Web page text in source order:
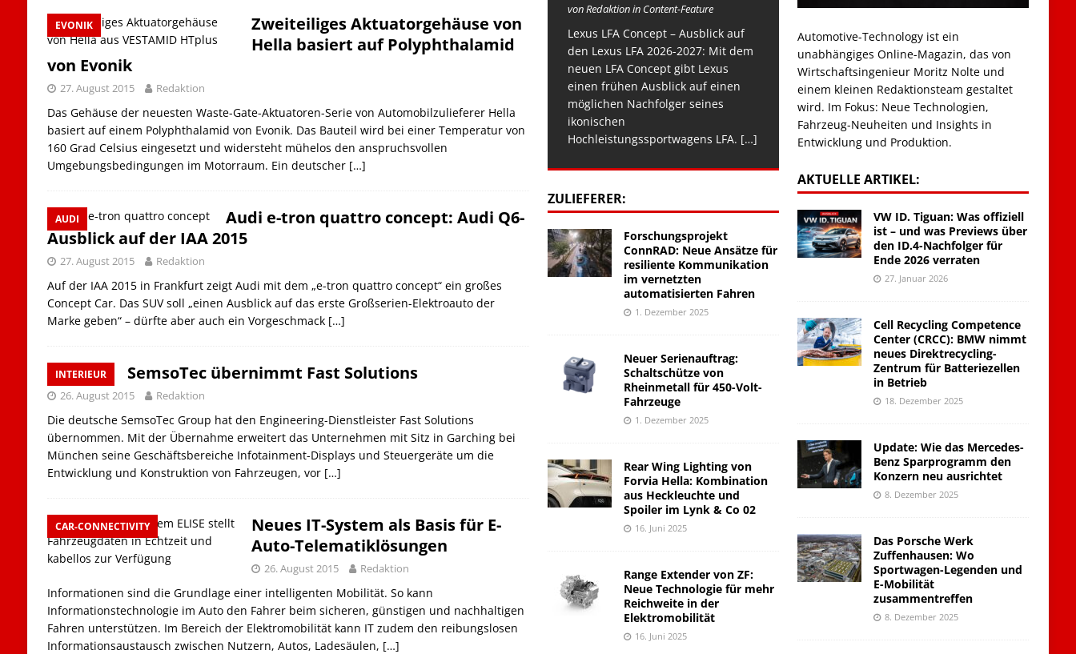
EVONIK
Zweiteiliges Aktuatorgehäuse von
Hella basiert auf Polyphthalamid
von Evonik
27. August 2015 Redaktion
Das Gehäuse der neuesten Waste-Gate-Aktuatoren-Serie von Automobilzulieferer Hella
basiert auf einem Polyphthalamid von Evonik. Das Bauteil wird bei einer Temperatur von
160 Grad Celsius eingesetzt und widersteht mühelos den anspruchsvollen
Umgebungsbedingungen im Motorraum. Ein deutscher […]
AUDI
Audi e-tron quattro concept: Audi Q6-
Ausblick auf der IAA 2015
27. August 2015 Redaktion
Auf der IAA 2015 in Frankfurt zeigt Audi mit dem „e-tron quattro concept“ ein großes
Concept Car. Das SUV soll „einen Ausblick auf das erste Großserien-Elektroauto der
Marke geben“ – dürfte aber auch ein Vorgeschmack […]
INTERIEUR SemsoTec übernimmt Fast Solutions
26. August 2015 Redaktion
Die deutsche SemsoTec Group hat den Engineering-Dienstleister Fast Solutions
übernommen. Mit der Übernahme erweitert das Unternehmen mit Sitz in Garching bei
München seine Geschäftsbereiche Infotainment-Displays und Steuergeräte um die
Entwicklung und Konstruktion von Fahrzeugen, vor […]
CAR-CONNECTIVITY
Neues IT-System als Basis für E-
Auto-Telematiklösungen
26. August 2015 Redaktion
Informationen sind die Grundlage einer intelligenten Mobilität. So kann
Informationstechnologie im Auto den Fahrer beim sicheren, günstigen und nachhaltigen
Fahren unterstützen. Im Bereich der Elektromobilität kann IT zudem den reibungslosen
Informationsaustausch zwischen Nutzern, Autos, Ladesäulen, […]
von Redaktion in Content-Feature
Lexus LFA Concept – Ausblick auf
den Lexus LFA 2026-2027: Mit dem
neuen LFA Concept gibt Lexus
einen frühen Ausblick auf einen
möglichen Nachfolger seines
ikonischen
Hochleistungssportwagens LFA. […]
ZULIEFERER:
Forschungsprojekt
ConnRAD: Neue Ansätze für
resiliente Kommunikation
im vernetzten
automatisierten Fahren
1. Dezember 2025
Neuer Serienauftrag:
Schaltschütze von
Rheinmetall für 450-Volt-
Fahrzeuge
1. Dezember 2025
Rear Wing Lighting von
Forvia Hella: Kombination
aus Heckleuchte und
Spoiler im Lynk & Co 02
16. Juni 2025
Range Extender von ZF:
Neue Technologie für mehr
Reichweite in der
Elektromobilität
16. Juni 2025
Automotive-Technology ist ein
unabhängiges Online-Magazin, das von
Wirtschaftsingenieur Moritz Nolte und
einem kleinen Redaktionsteam gestaltet
wird. Im Fokus: Neue Technologien,
Fahrzeug-Neuheiten und Insights in
Entwicklung und Produktion.
AKTUELLE ARTIKEL:
VW ID. Tiguan: Was offiziell
ist – und was Previews über
den ID.4-Nachfolger für
Ende 2026 verraten
27. Januar 2026
Cell Recycling Competence
Center (CRCC): BMW nimmt
neues Direktrecycling-
Zentrum für Batteriezellen
in Betrieb
18. Dezember 2025
Update: Wie das Mercedes-
Benz Sparprogramm den
Konzern neu ausrichtet
8. Dezember 2025
Das Porsche Werk
Zuffenhausen: Wo
Sportwagen-Legenden und
E-Mobilität
zusammentreffen
8. Dezember 2025